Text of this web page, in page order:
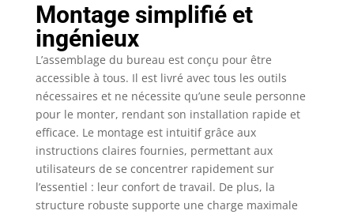
assis, ce bureau
s'adapte à vos besoins,
la productivité tout au
long de la journée.
SOLIDE ET FIABLE -
Avec sa construction
solide et une capacité
de charge de 60 kg, ce
bureau offre stabilité
et durabilité pour tous
vos essentiels de
travail. Vous pouvez
Montage simplifié et
ingénieux
L’assemblage du bureau est conçu pour être
accessible à tous. Il est livré avec tous les outils
nécessaires et ne nécessite qu’une seule personne
pour le monter, rendant son installation rapide et
efficace. Le montage est intuitif grâce aux
instructions claires fournies, permettant aux
utilisateurs de se concentrer rapidement sur
l’essentiel : leur confort de travail. De plus, la
structure robuste supporte une charge maximale